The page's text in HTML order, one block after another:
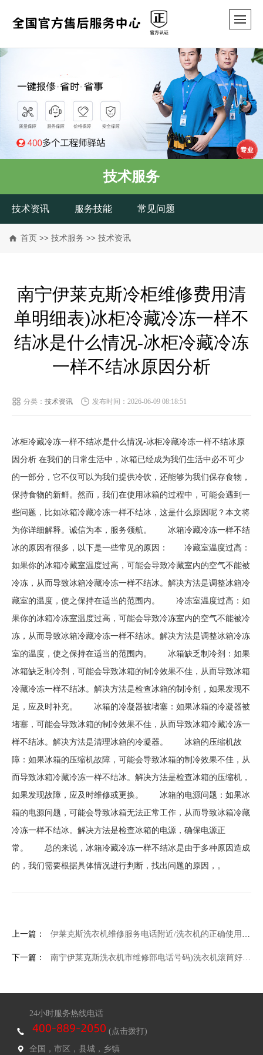
技术服务
技术资讯 服务技能 常见问题
首页 >> 技术服务 >> 技术资讯
南宁伊莱克斯冷柜维修费用清
单明细表)冰柜冷藏冷冻一样不
结冰是什么情况-冰柜冷藏冷冻
一样不结冰原因分析
分类： 技术资讯 发布时间：2026-06-09 08:18:51
冰柜冷藏冷冻一样不结冰是什么情况-冰柜冷藏冷冻一样不结冰原
因分析 在我们的日常生活中，冰箱已经成为我们生活中必不可少
的一部分，它不仅可以为我们提供冷饮，还能够为我们保存食物，
保持食物的新鲜。然而，我们在使用冰箱的过程中，可能会遇到一
些问题，比如冰箱冷藏冷冻一样不结冰，这是什么原因呢？本文将
为你详细解释。诚信为本，服务领航。 冰箱冷藏冷冻一样不结
冰的原因有很多，以下是一些常见的原因： 冷藏室温度过高：
如果你的冰箱冷藏室温度过高，可能会导致冷藏室内的空气不能被
冷冻，从而导致冰箱冷藏冷冻一样不结冰。解决方法是调整冰箱冷
藏室的温度，使之保持在适当的范围内。 冷冻室温度过高：如
果你的冰箱冷冻室温度过高，可能会导致冷冻室内的空气不能被冷
冻，从而导致冰箱冷藏冷冻一样不结冰。解决方法是调整冰箱冷冻
室的温度，使之保持在适当的范围内。 冰箱缺乏制冷剂：如果
冰箱缺乏制冷剂，可能会导致冰箱的制冷效果不佳，从而导致冰箱
冷藏冷冻一样不结冰。解决方法是检查冰箱的制冷剂，如果发现不
足，应及时补充。 冰箱的冷凝器被堵塞：如果冰箱的冷凝器被
堵塞，可能会导致冰箱的制冷效果不佳，从而导致冰箱冷藏冷冻一
样不结冰。解决方法是清理冰箱的冷凝器。 冰箱的压缩机故
障：如果冰箱的压缩机故障，可能会导致冰箱的制冷效果不佳，从
而导致冰箱冷藏冷冻一样不结冰。解决方法是检查冰箱的压缩机，
如果发现故障，应及时维修或更换。 冰箱的电源问题：如果冰
箱的电源问题，可能会导致冰箱无法正常工作，从而导致冰箱冷藏
冷冻一样不结冰。解决方法是检查冰箱的电源，确保电源正
常。 总的来说，冰箱冷藏冷冻一样不结冰是由于多种原因造成
的，我们需要根据具体情况进行判断，找出问题的原因，。
上一篇： 伊莱克斯洗衣机维修服务电话附近/洗衣机的正确使用方法 如何正确使用洗衣机
下一篇： 南宁伊莱克斯洗衣机市维修部电话号码)洗衣机滚筒好还是波轮的好
24小时服务热线电话
(点击拨打)
全国，市区，县城，乡镇